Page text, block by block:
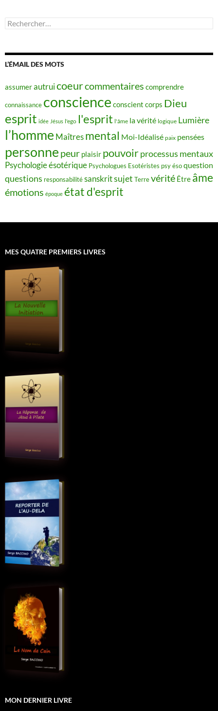
Rechercher :
L’ÉMAIL DES MOTS
assumerautruicoeurcommentaires comprendre
connaissance conscience conscient corps Dieu
esprit idée Jésus l'ego l'esprit l'âme la vérité logique Lumière
l’homme Maîtres mental Moi-Idéalisé paix pensées
personne peur plaisir pouvoirprocessus mentaux
Psychologie ésotérique Psychologues Esotéristes psy ésoquestion
questions responsabilitésanskritsujet Terrevérité Être âme
émotions époque état d'esprit
MES QUATRE PREMIERS LIVRES
MON DERNIER LIVRE